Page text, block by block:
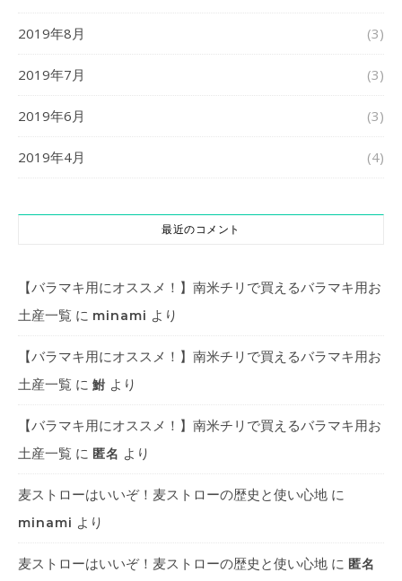
2019年8月 (3)
2019年7月 (3)
2019年6月 (3)
2019年4月 (4)
最近のコメント
【バラマキ用にオススメ！】南米チリで買えるバラマキ用お
土産一覧 に minami より
【バラマキ用にオススメ！】南米チリで買えるバラマキ用お
土産一覧 に 鮒 より
【バラマキ用にオススメ！】南米チリで買えるバラマキ用お
土産一覧 に 匿名 より
麦ストローはいいぞ！麦ストローの歴史と使い心地 に
minami より
麦ストローはいいぞ！麦ストローの歴史と使い心地 に 匿名